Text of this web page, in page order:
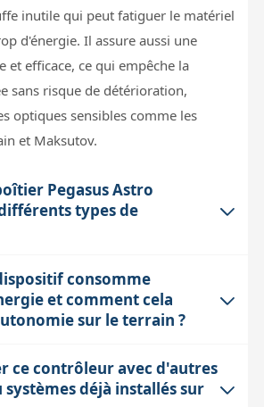
inutile qui peut fatiguer le matériel
d'énergie. Il assure aussi une
et efficace, ce qui empêche la
sans risque de détérioration,
optiques sensibles comme les
et Maksutov.
Pegasus Astro
types de
résistances chauffantes via des
compatibles avec la plupart des
du marché. Sa capacité à gérer
surfaces sensibles à la
consomme
et comment cela
sur le terrain ?
jusqu'à 5 ampères sous 12 V, ce
une consommation significative
ce contrôleur avec d'autres
systèmes déjà installés sur